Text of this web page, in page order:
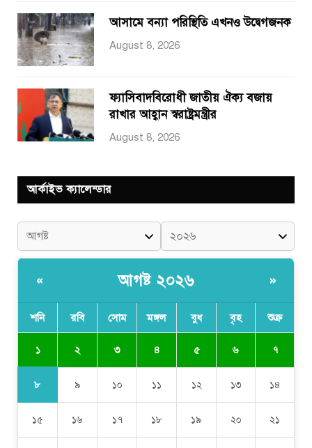
আসামে বন্যা পরিস্থিতি এখনও উদ্বেগজনক
August 8, 2026
ফ্যাসিবাদবিরোধী জাতীয় ঐক্য বজায়
রাখার আহ্বান স্বরাষ্ট্রমন্ত্রীর
August 8, 2026
আর্কাইভ ক্যালেন্ডার
« আগষ্ট ২০২৬ »
শনি রবি সোম মঙ্গল বুধ বৃহ শুক্র
১ ২ ৩ ৪ ৫ ৬ ৭
৮ ৯ ১০ ১১ ১২ ১৩ ১৪
১৫ ১৬ ১৭ ১৮ ১৯ ২০ ২১